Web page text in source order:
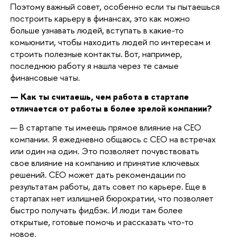
Поэтому важный совет, особенно если ты пытаешься
построить карьеру в финансах, это как можно
больше узнавать людей, вступать в какие-то
комьюнити, чтобы находить людей по интересам и
строить полезные контакты. Вот, например,
последнюю работу я нашла через те самые
финансовые чаты.
— Как ты считаешь, чем работа в стартапе
отличается от работы в более зрелой компании?
— В стартапе ты имеешь прямое влияние на CEO
компании. Я ежедневно общаюсь с CEO на встречах
или один на один. Это позволяет почувствовать
свое влияние на компанию и принятие ключевых
решений. CEO может дать рекомендации по
результатам работы, дать совет по карьере. Еще в
стартапах нет излишней бюрократии, что позволяет
быстро получать фидбэк. И люди там более
открытые, готовые помочь и рассказать что-то
новое.